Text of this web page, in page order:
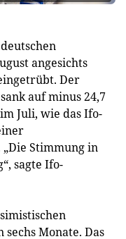
angesichts
Der
auf minus 24,7
Juli, wie das Ifo-
Stimmung in
sagte Ifo-
Monate. Das